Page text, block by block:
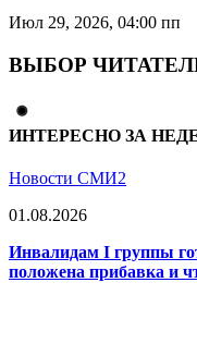
Июл 29, 2026, 04:00 пп
ВЫБОР
ИНТЕРЕСНО ЗА
Новости СМИ2
01.08.2026
Инвалидам I группы
положена прибавка и